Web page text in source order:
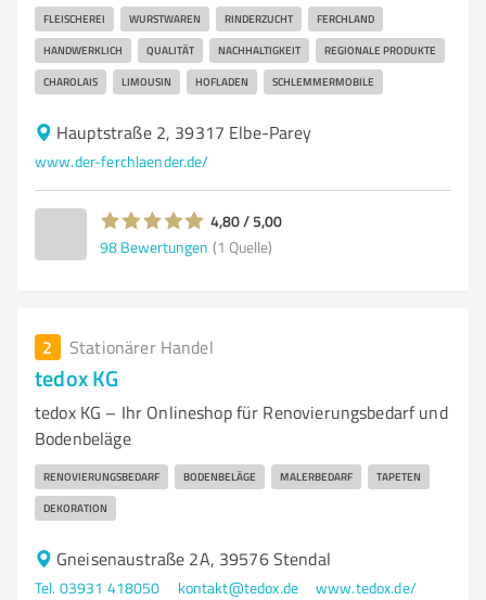
FLEISCHEREI WURSTWAREN RINDERZUCHT FERCHLAND
HANDWERKLICH QUALITÄT NACHHALTIGKEIT REGIONALE PRODUKTE
CHAROLAIS LIMOUSIN HOFLADEN SCHLEMMERMOBILE
Hauptstraße 2, 39317 Elbe-Parey
www.der-ferchlaender.de/
4,80 / 5,00
98 Bewertungen (1 Quelle)
2 Stationärer Handel
tedox KG
tedox KG – Ihr Onlineshop für Renovierungsbedarf und
Bodenbeläge
RENOVIERUNGSBEDARF BODENBELÄGE MALERBEDARF TAPETEN
DEKORATION
Gneisenaustraße 2A, 39576 Stendal
Tel. 03931 418050 kontakt@tedox.de www.tedox.de/